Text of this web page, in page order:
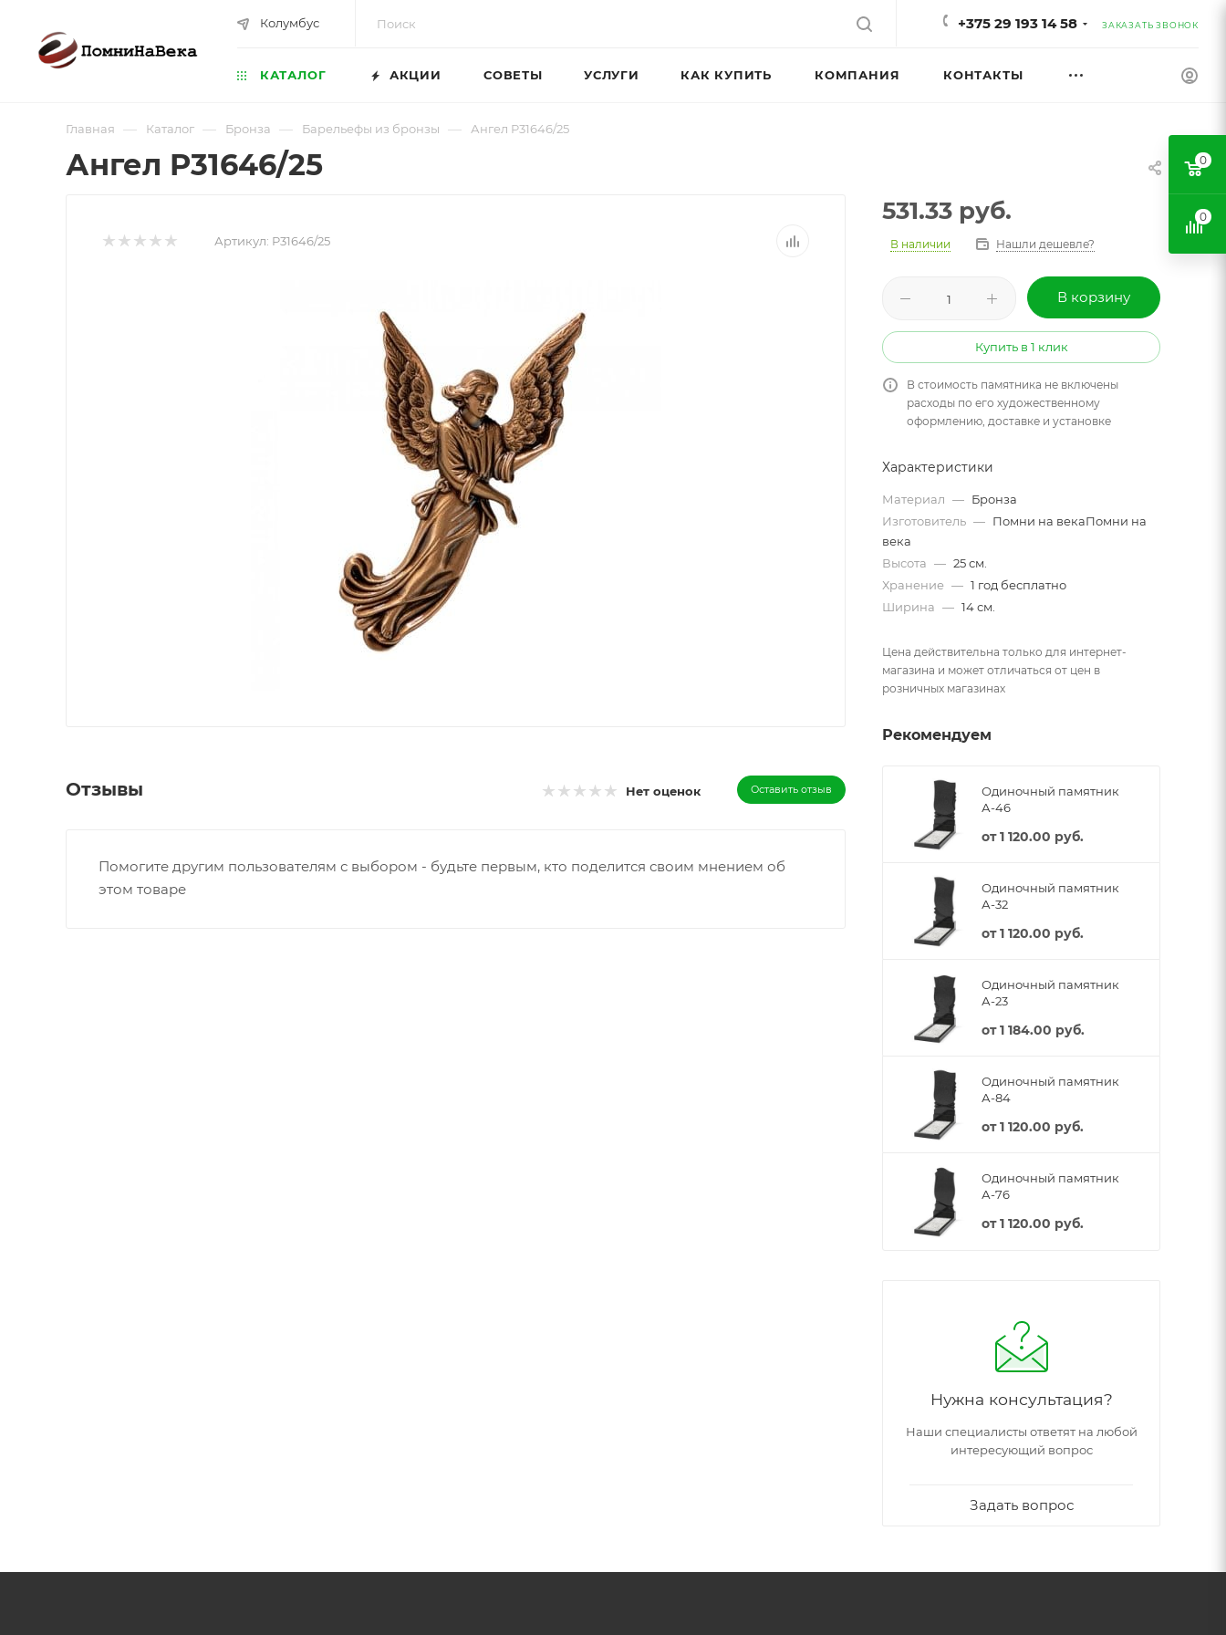
Колумбус +375 29 193 14 58 ЗАКАЗАТЬ ЗВОНОК
КАТАЛОГ АКЦИИ СОВЕТЫ УСЛУГИ КАК КУПИТЬ КОМПАНИЯ КОНТАКТЫ
Главная — Каталог — Бронза — Барельефы из бронзы — Ангел P31646/25
Ангел P31646/25
Артикул: P31646/25
Отзывы Нет оценок Оставить отзыв
Помогите другим пользователям с выбором - будьте первым, кто поделится своим мнением об
этом товаре
531.33 руб.
В наличии Нашли дешевле?
В корзину
Купить в 1 клик
В стоимость памятника не включены
расходы по его художественному
оформлению, доставке и установке
Характеристики
Материал — Бронза
Изготовитель — Помни на векаПомни на
века
Высота — 25 см.
Хранение — 1 год бесплатно
Ширина — 14 см.
Цена действительна только для интернет-
магазина и может отличаться от цен в
розничных магазинах
Рекомендуем
Одиночный памятник
А-46
от1 120.00 руб.
Одиночный памятник
А-32
от1 120.00 руб.
Одиночный памятник
А-23
от1 184.00 руб.
Одиночный памятник
А-84
от1 120.00 руб.
Одиночный памятник
А-76
от1 120.00 руб.
Нужна консультация?
Наши специалисты ответят на любой
интересующий вопрос
Задать вопрос
0
0